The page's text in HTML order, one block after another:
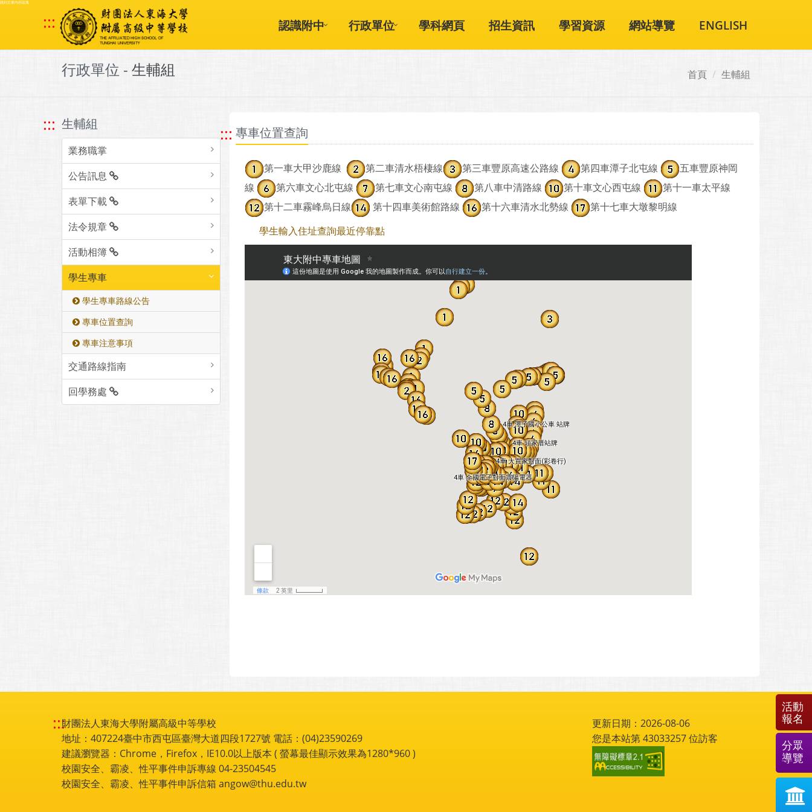
跳到主要內容區塊
::: 認識附中 行政單位 學科網頁 招生資訊 學習資源 網站導覽 ENGLISH
行政單位 - 生輔組 首頁 生輔組
::: 生輔組
業務職掌
公告訊息
表單下載
法令規章
活動相簿
學生專車
學生專車路線公告
專車位置查詢
專車注意事項
交通路線指南
回學務處
::: 專車位置查詢
第一車大甲沙鹿線 第二車清水梧棲線 第三車豐原高速公路線 第四車潭子北屯線
五車豐原神岡
線
第六車文心北屯線 第七車文心南屯線 第八車中清路線 第十車文心西屯線
第十一車太平線
第十二車霧峰烏日線
第十四車美術館路線 第十六車清水北勢線
第十七車大墩黎明線
學生輸入住址查詢最近停靠點
:::財團法人東海大學附屬高級中等學校
地址：407224臺中市西屯區臺灣大道四段1727號 電話：(04)23590269
建議瀏覽器：Chrome，Firefox，IE10.0以上版本 ( 螢幕最佳顯示效果為1280*960 )
校園安全、霸凌、性平事件申訴專線 04-23504545
校園安全、霸凌、性平事件申訴信箱 angow@thu.edu.tw
更新日期：2026-08-06
您是本站第43033257位訪客
活動
報名
分眾
導覽